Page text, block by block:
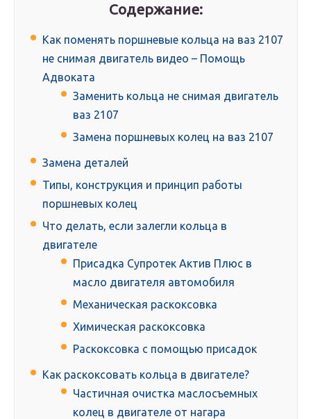
Содержание:
Как поменять поршневые кольца на ваз 2107
не снимая двигатель видео – Помощь
Адвоката
Заменить кольца не снимая двигатель
ваз 2107
Замена поршневых колец на ваз 2107
Замена деталей
Типы, конструкция и принцип работы
поршневых колец
Что делать, если залегли кольца в
двигателе
Присадка Супротек Актив Плюс в
масло двигателя автомобиля
Механическая раскоксовка
Химическая раскоксовка
Раскоксовка с помощью присадок
Как раскоксовать кольца в двигателе?
Частичная очистка маслосъемных
колец в двигателе от нагара